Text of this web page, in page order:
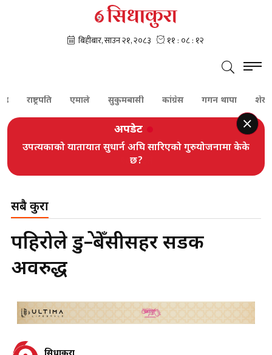
राष्ट्रपति एमाले सुकुमबासी कांग्रेस गगन थापा शेरबहादुर
अपडेट
उपत्यकाको यातायात सुधार्न अघि सारिएको गुरुयोजनामा केके
छ?
सबै कुरा
पहिरोले डुम्रे–बेँसीसहर सडक
अवरुद्ध